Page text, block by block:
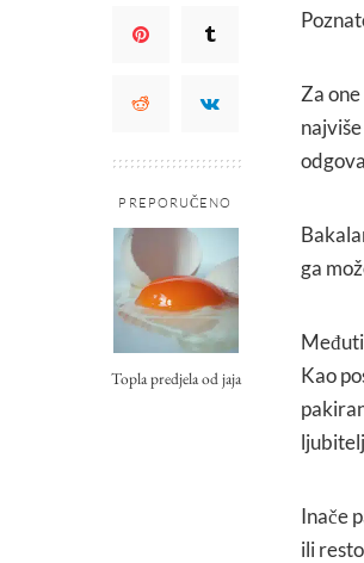
PREPORUČENO
Topla predjela od jaja
Za
ga
Kao
Inače
ili